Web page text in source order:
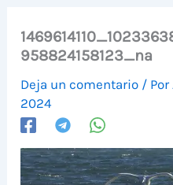
958824158123_na
Deja un comentario / Por
2024